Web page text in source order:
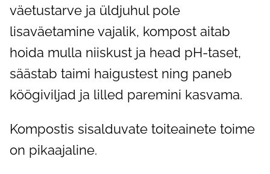
väetustarve ja üldjuhul pole
lisaväetamine vajalik, kompost aitab
hoida mulla niiskust ja head pH-taset,
säästab taimi haigustest ning paneb
köögiviljad ja lilled paremini kasvama.
Kompostis sisalduvate toiteainete toime
on pikaajaline.